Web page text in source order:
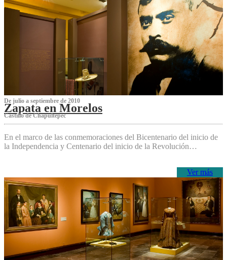
De julio a septiembre de 2010
Zapata en Morelos
Castillo de Chapultepec
En el marco de las conmemoraciones del Bicentenario del inicio de
la Independencia y Centenario del inicio de la Revolución…
Ver más